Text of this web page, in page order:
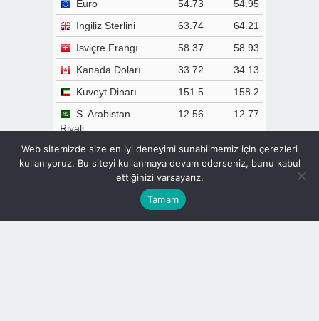
Euro
54.73
54.95
İngiliz Sterlini
63.74
64.21
İsviçre Frangı
58.37
58.93
Kanada Doları
33.72
34.13
Kuveyt Dinarı
151.5
158.2
S. Arabistan
Riyali
12.56 12.77
Rus Rublesi 0.574
0.582
Çin Yuanı
7.095
Pakistan Rupisi
0.170
TCMB Döviz Kurları & Döviz Çevirici
Web sitemizde size en iyi deneyimi sunabilmemiz için çerezleri
kullanıyoruz. Bu siteyi kullanmaya devam ederseniz, bunu kabul
ettiğinizi varsayarız.
Tamam